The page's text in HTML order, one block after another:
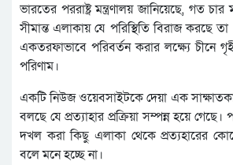
ভারতের পররাষ্ট্র মন্ত্রণালয় জানিয়েছে, গত
সীমান্ত এলাকায় যে পরিস্থিতি বিরাজ করছে তা
একতরফাভাবে পরিবর্তন করার লক্ষ্যে চীনে
পরিণাম।
একটি নিউজ ওয়েবসাইটকে দেয়া এক
বলছে যে প্রত্যাহার প্রক্রিয়া সম্পন্ন হয়ে
দখল করা কিছু এলাকা থেকে প্রত্যহারের
বলে মনে হচ্ছে না।